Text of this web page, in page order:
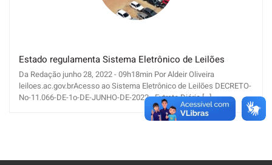
Estado regulamenta Sistema Eletrônico de Leilões
Da Redação junho 28, 2022 - 09h18min Por Aldeir Oliveira
leiloes.ac.gov.brAcesso ao Sistema Eletrônico de Leilões DECRETO-
No-11.066-DE-1o-DE-JUNHO-DE-2022 - Extrato Diário [...]